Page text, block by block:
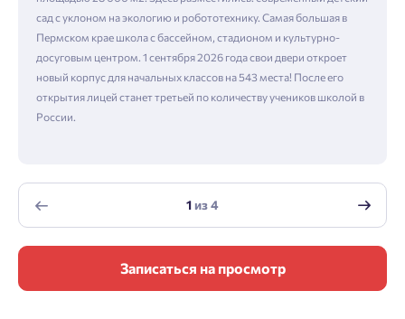
сад с уклоном на экологию и робототехнику. Самая большая в
Пермском крае школа с бассейном, стадионом и культурно-
досуговым центром. 1 сентября 2026 года свои двери откроет
новый корпус для начальных классов на 543 места! После его
открытия лицей станет третьей по количеству учеников школой в
России.
1из4
Записаться на просмотр